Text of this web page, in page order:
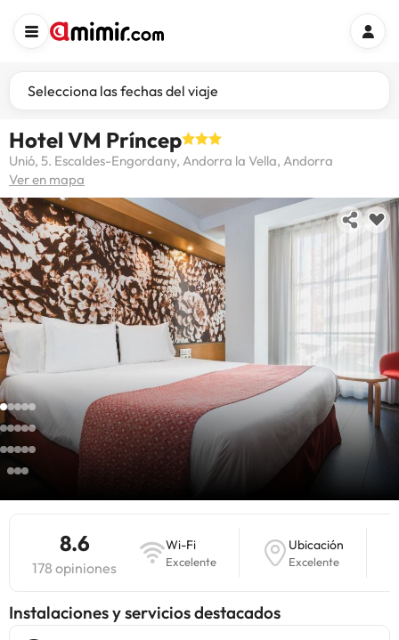
Selecciona las fechas del viaje
Hotel VM Príncep
Unió, 5. Escaldes-Engordany, Andorra la Vella, Andorra
Ver en mapa
8.6
178 opiniones
Wi-Fi
Excelente
Ubicación
Excelente
Instalaciones y servicios destacados